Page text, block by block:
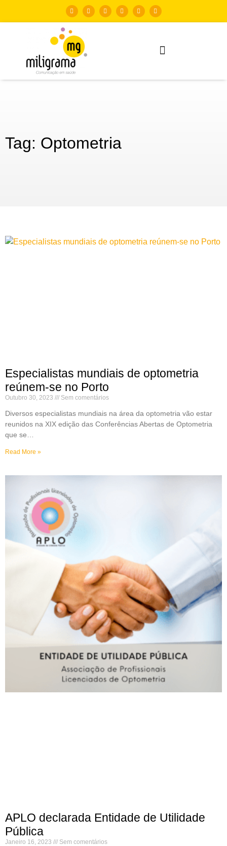
Tag: Optometria
Especialistas mundiais de optometria
reúnem-se no Porto
Outubro 30, 2023 Sem comentários
Diversos especialistas mundiais na área da optometria vão estar
reunidos na XIX edição das Conferências Abertas de Optometria
que se…
Read More »
APLO declarada Entidade de Utilidade
Pública
Janeiro 16, 2023 Sem comentários